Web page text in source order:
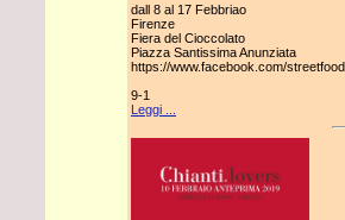
dall 8 al 17 Febbriao
Firenze
Fiera del Cioccolato
Piazza Santissima Anunziata
https://www.facebook.com/
9-1
Leggi ...